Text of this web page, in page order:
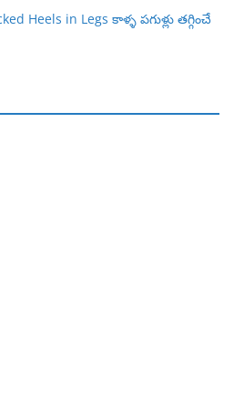
Heels in Legs కాళ్ళ పగుళ్లు తగ్గించే